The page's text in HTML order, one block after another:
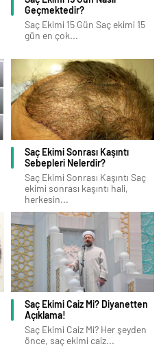
Geçmektedir?
Saç Ekimi 15 Gün Saç ekimi 15
gün en çok...
Saç Ekimi Sonrası Kaşıntı
Sebepleri Nelerdir?
Saç Ekimi Sonrası Kaşıntı Saç
ekimi sonrası kaşıntı hali,
herkesin...
Saç Ekimi Caiz Mi? Diyanetten
Açıklama!
Saç Ekimi Caiz Mi? Her şeyden
önce, saç ekimi caiz...